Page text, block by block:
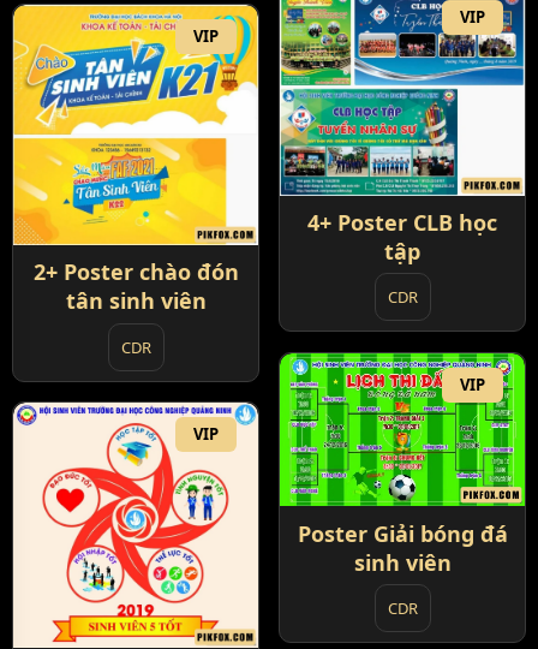
VIP
4+ Poster CLB học
tập
CDR
VIP
2+ Poster chào đón
tân sinh viên
CDR
VIP
Poster Giải bóng đá
sinh viên
CDR
VIP